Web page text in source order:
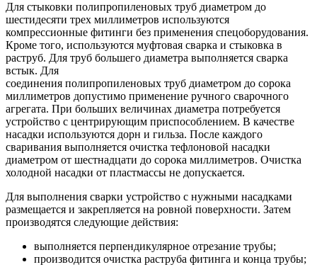
Для стыковки полипропиленовых труб диаметром до
шестидесяти трех миллиметров используются
компрессионные фитинги без применения спецоборудования.
Кроме того, используются муфтовая сварка и стыковка в
раструб. Для труб большего диаметра выполняется сварка
встык. Для
соединения полипропиленовых труб диаметром до сорока
миллиметров допустимо применение ручного сварочного
агрегата. При больших величинах диаметра потребуется
устройство с центрирующим приспособлением. В качестве
насадки используются дорн и гильза. После каждого
сваривания выполняется очистка тефлоновой насадки
диаметром от шестнадцати до сорока миллиметров. Очистка
холодной насадки от пластмассы не допускается.
Для выполнения сварки устройство с нужными насадками
размещается и закрепляется на ровной поверхности. Затем
производятся следующие действия:
выполняется перпендикулярное отрезание трубы;
производится очистка раструба фитинга и конца трубы;